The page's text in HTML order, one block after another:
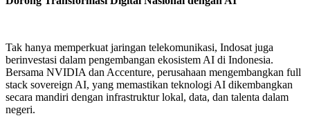
Tak hanya memperkuat jaringan telekomunikasi, Indosat juga
berinvestasi dalam pengembangan ekosistem AI di Indonesia.
Bersama NVIDIA dan Accenture, perusahaan mengembangkan full
stack sovereign AI, yang memastikan teknologi AI dikembangkan
secara mandiri dengan infrastruktur lokal, data, dan talenta dalam
negeri.